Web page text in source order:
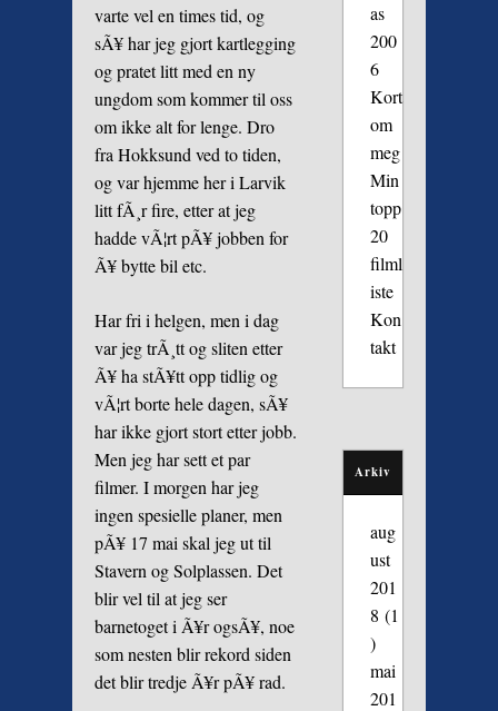
varte vel en times tid, og
sÃ¥ har jeg gjort kartlegging
og pratet litt med en ny
ungdom som kommer til oss
om ikke alt for lenge. Dro
fra Hokksund ved to tiden,
og var hjemme her i Larvik
litt fÃ¸r fire, etter at jeg
hadde vÃ¦rt pÃ¥ jobben for
Ã¥ bytte bil etc.
Har fri i helgen, men i dag
var jeg trÃ¸tt og sliten etter
Ã¥ ha stÃ¥tt opp tidlig og
vÃ¦rt borte hele dagen, sÃ¥
har ikke gjort stort etter jobb.
Men jeg har sett et par
filmer. I morgen har jeg
ingen spesielle planer, men
pÃ¥ 17 mai skal jeg ut til
Stavern og Solplassen. Det
blir vel til at jeg ser
barnetoget i Ã¥r ogsÃ¥, noe
som nesten blir rekord siden
det blir tredje Ã¥r pÃ¥ rad.
as
200
6
Kort
om
meg
Min
topp
20
filml
iste
Kon
takt
Arkiv
aug
ust
201
8 (1
)
mai
201